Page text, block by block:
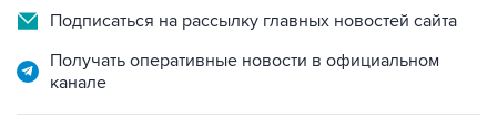
Подписаться на рассылку главных новостей сайта
Получать оперативные новости в официальном
канале